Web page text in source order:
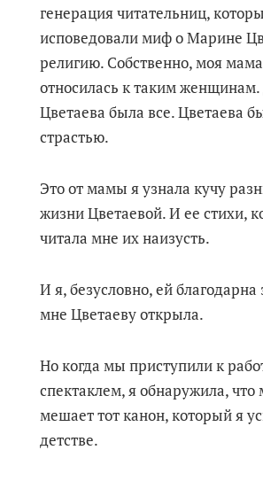
генерация читательниц,
исповедовали миф о Марине
религию. Собственно, моя
относилась к таким женщинам.
Цветаева была все. Цветаева
страстью.
Это от мамы я узнала кучу
жизни Цветаевой. И ее стихи,
читала мне их наизусть.
И я, безусловно, ей благодарна
мне Цветаеву открыла.
Но когда мы приступили к
спектаклем, я обнаружила, что
мешает тот канон, который я
детстве.